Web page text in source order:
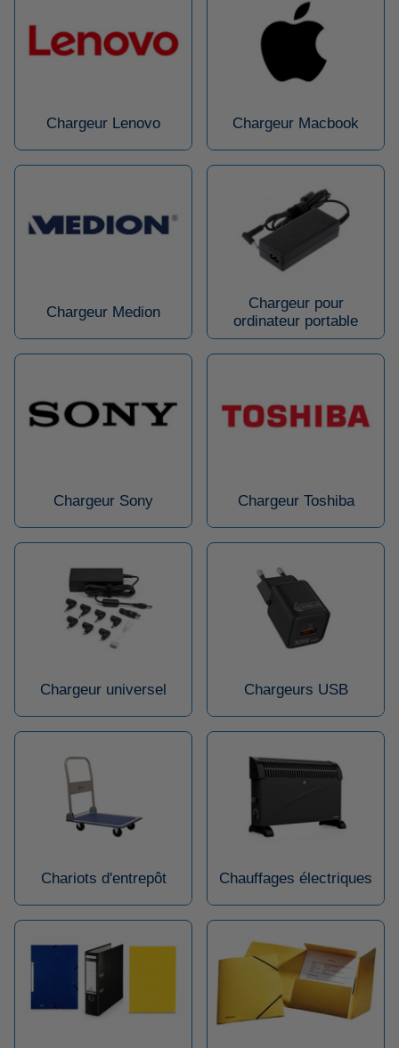
Chargeur Lenovo Chargeur Macbook
Chargeur Medion
Chargeur pour
ordinateur portable
Chargeur Sony Chargeur Toshiba
Chargeur universel Chargeurs USB
Chariots d'entrepôt Chauffages électriques